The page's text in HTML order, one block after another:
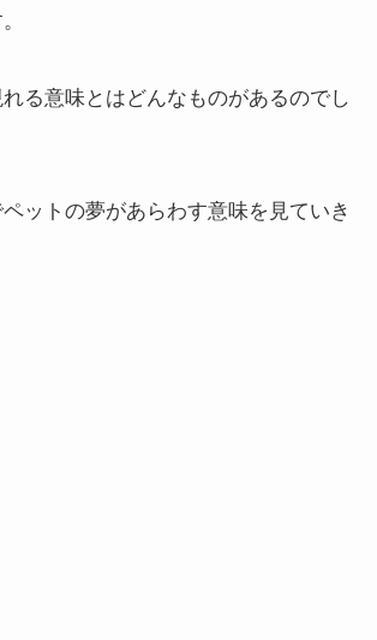
る意味とはどんなものがあるのでし
ットの夢があらわす意味を見ていき